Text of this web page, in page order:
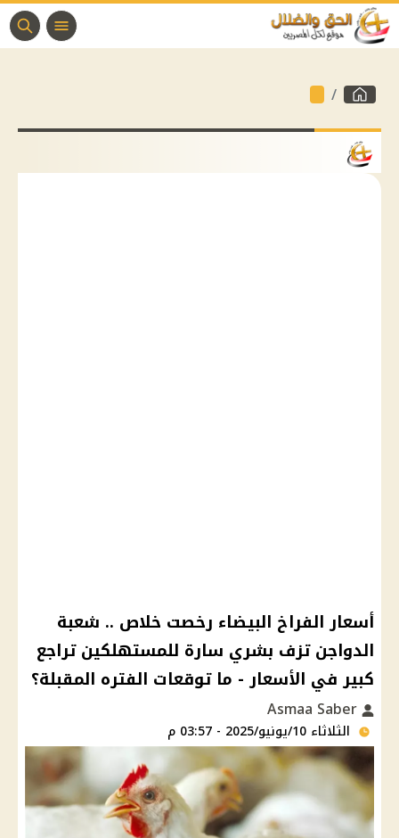
أسعار الفراخ البيضاء رخصت خلاص .. شعبة
الدواجن تزف بشري سارة للمستهلكين تراجع
كبير في الأسعار - ما توقعات الفتره المقبلة؟
الثلاثاء 10/يونيو/2025 - 03:57 م